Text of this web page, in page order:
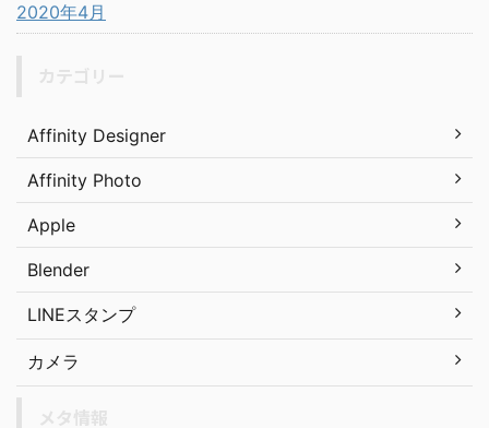
2020年4月
Affinity Designer
Affinity Photo
Apple
Blender
LINEスタンプ
カメラ